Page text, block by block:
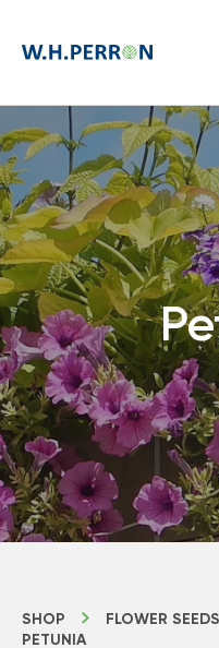
SHOP FLOWER SEEDS
PETUNIA